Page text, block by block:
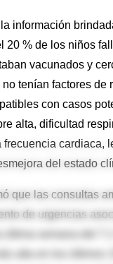
información
20 % de los niños
vacunados y
tenían factores de
con casos
alta, dificultad
frecuencia cardiaca,
del estado
que las consultas
de urgencias